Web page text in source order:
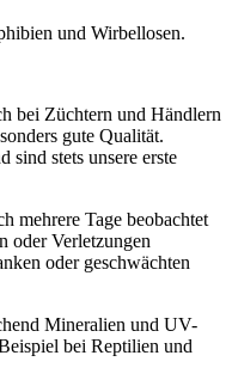
und Wirbellosen.
bei Züchtern und Händlern
gute Qualität.
sind stets unsere erste
mehrere Tage beobachtet
oder Verletzungen
oder geschwächten
Mineralien und UV-
bei Reptilien und